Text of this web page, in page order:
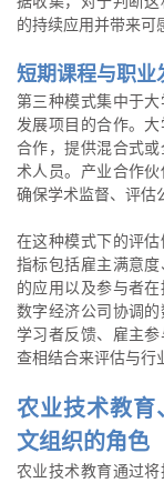
的持续应用并带来可
短期课程与职业
第三种模式集中于
发展项目的合作。
合作，提供混合式
术人员。产业合作
确保学术监督、评估
在这种模式下的评
指标包括雇主满意
的应用以及参与者
数字经济公司协调
学习者反馈、雇主
查相结合来评估与行
农业技术教育
文组织的角色
农业技术教育通过将